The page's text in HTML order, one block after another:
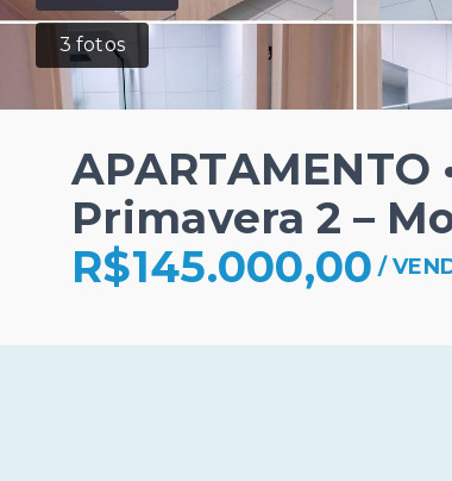
3 fotos
Primavera 2 –
R$145.000,00 /